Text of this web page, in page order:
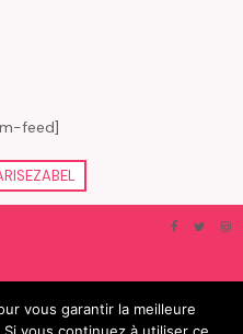
feed]
BLOGROLL
vous garantir la meilleure